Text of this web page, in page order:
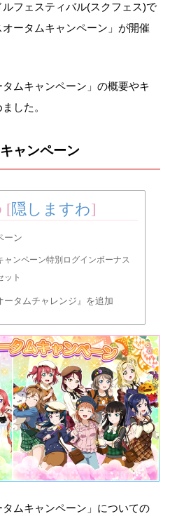
フェスティバル(スクフェス)で
ータムキャンペーン」が開催
ムキャンペーン」の概要やキ
した。
ャンペーン
[隠しますわ]
ーン
ャンペーン特別ログインボーナス
ット
タムチャレンジ』を追加
ムキャンペーン」についての